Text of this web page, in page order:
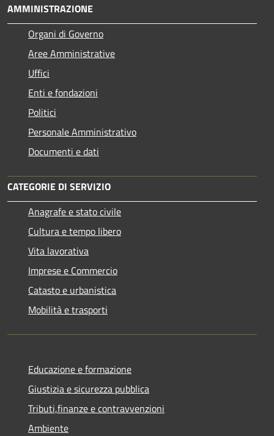
AMMINISTRAZIONE
Organi di Governo
Aree Amministrative
Uffici
Enti e fondazioni
Politici
Personale Amministrativo
Documenti e dati
CATEGORIE DI SERVIZIO
Anagrafe e stato civile
Cultura e tempo libero
Vita lavorativa
Imprese e Commercio
Catasto e urbanistica
Mobilità e trasporti
Educazione e formazione
Giustizia e sicurezza pubblica
Tributi,finanze e contravvenzioni
Ambiente